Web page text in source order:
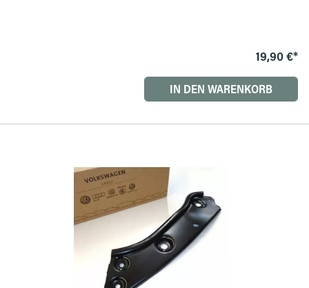
19,90 €*
IN DEN WARENKORB